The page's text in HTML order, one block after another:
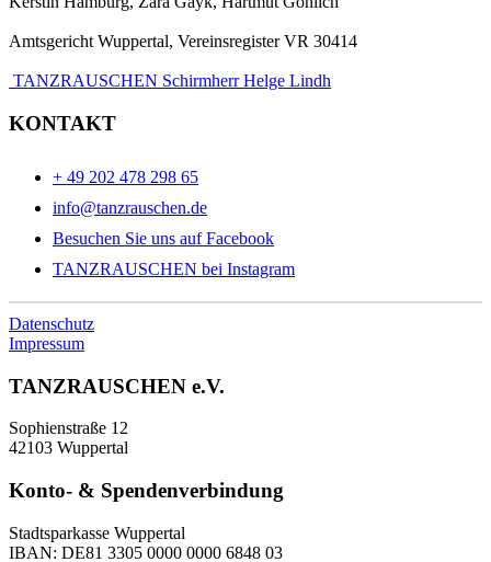
Amtsgericht Wuppertal, Vereinsregister VR 30414
TANZRAUSCHEN Schirmherr Helge Lindh
KONTAKT
+ 49 202 478 298 65
info@tanzrauschen.de
Besuchen Sie uns auf Facebook
TANZRAUSCHEN bei Instagram
Datenschutz
Impressum
TANZRAUSCHEN e.V.
Sophienstraße 12
42103 Wuppertal
Konto- & Spendenverbindung
Stadtsparkasse Wuppertal
IBAN: DE81 3305 0000 0000 6848 03